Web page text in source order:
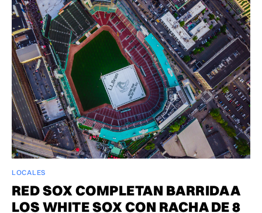
LOCALES
RED SOX COMPLETAN BARRIDA A
LOS WHITE SOX CON RACHA DE 8